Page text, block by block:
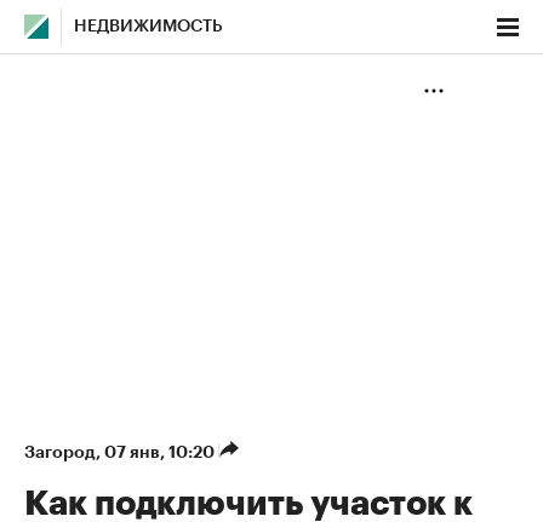
НЕДВИЖИМОСТЬ
Загород⁠, 07 янв, 10:20
Как подключить участок к